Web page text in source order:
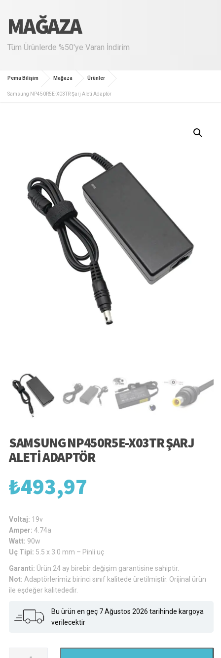
MAĞAZA
Tüm Ürünlerde %50'ye Varan İndirim
Pema Bilişim Mağaza Ürünler
Samsung NP450R5E-X03TR Şarj Aleti Adaptör
SAMSUNG NP450R5E-X03TR ŞARJ
ALETI ADAPTÖR
₺493,97
Voltaj: 19v
Amper: 4.74a
Watt: 90w
Uç Tipi: 5.5 x 3.0 mm – Pinli uç
Garanti: Ürün 24 ay birebir değişim garantisine sahiptir.
Not: Adaptörlerimiz birinci sınıf kalitede üretilmiştir. Orijinal ürün
ile eşdeğer kalitededir.
Bu ürün en geç 7 Ağustos 2026 tarihinde kargoya
verilecektir